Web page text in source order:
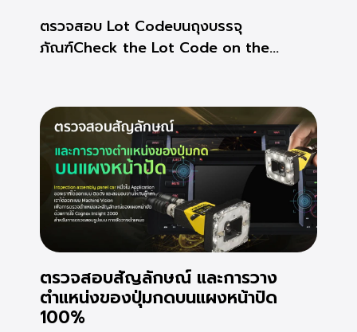
ตรวจสอบ Lot Codeบนถุงบรรจุ
ภัณฑ์Check the Lot Code on the...
ตรวจสอบสัญลักษณ์ และการวาง
ตำแหน่งของปุ่มกดบนแผงหน้าปัด
100%